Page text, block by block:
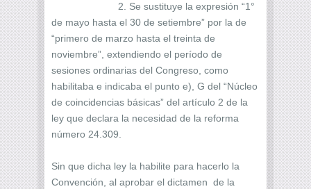
2. Se sustituye la expresión “1°
de mayo hasta el 30 de setiembre” por la de
“primero de marzo hasta el treinta de
noviembre”, extendiendo el período de
sesiones ordinarias del Congreso, como
habilitaba e indicaba el punto e), G del “Núcleo
de coincidencias básicas” del artículo 2 de la
ley que declara la necesidad de la reforma
número 24.309.
Sin que dicha ley la habilite para hacerlo la
Convención, al aprobar el dictamen de la